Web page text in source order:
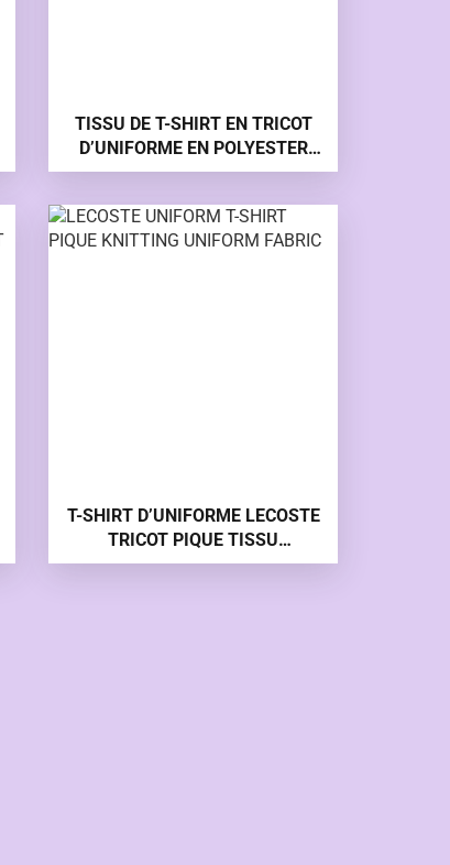
TISSU DE T-SHIRT EN TRICOT
D’UNIFORME EN POLYESTER
LECOSTE DE 190 GSM
T-SHIRT D’UNIFORME LECOSTE
TRICOT PIQUE TISSU
D’UNIFORME